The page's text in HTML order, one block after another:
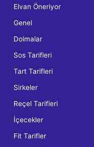
Elvan Öneriyor
Genel
Dolmalar
Sos Tarifleri
Tart Tarifleri
Sirkeler
Reçel Tarifleri
İçecekler
Fit Tarifler